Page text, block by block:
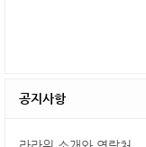
공지사항